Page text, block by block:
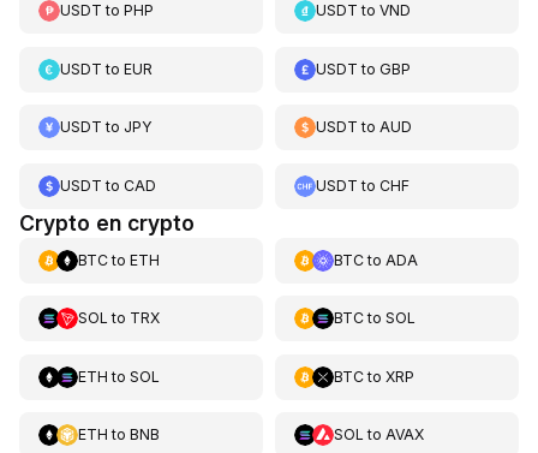
USDT to PHP USDT toVND
USDT to EUR USDT toGBP
USDT to JPY USDT toAUD
USDT to CAD USDT toCHF
Crypto en crypto
BTCto ETH BTCto ADA
SOL to TRX BTCto SOL
ETH to SOL BTCto XRP
ETH to BNB SOL to AVAX